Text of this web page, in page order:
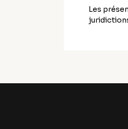
Les